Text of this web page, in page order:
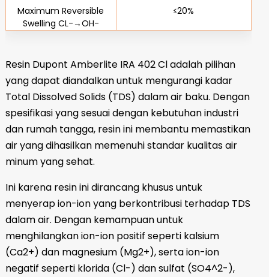
Maximum Reversible
Swelling CL-→OH-
≤20%
Resin Dupont Amberlite IRA 402 Cl adalah pilihan
yang dapat diandalkan untuk mengurangi kadar
Total Dissolved Solids (TDS) dalam air baku. Dengan
spesifikasi yang sesuai dengan kebutuhan industri
dan rumah tangga, resin ini membantu memastikan
air yang dihasilkan memenuhi standar kualitas air
minum yang sehat.
Ini karena resin ini dirancang khusus untuk
menyerap ion-ion yang berkontribusi terhadap TDS
dalam air. Dengan kemampuan untuk
menghilangkan ion-ion positif seperti kalsium
(Ca2+) dan magnesium (Mg2+), serta ion-ion
negatif seperti klorida (Cl-) dan sulfat (SO4^2-),